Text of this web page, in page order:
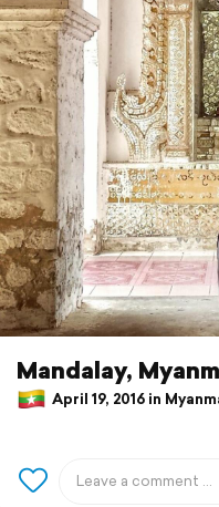
Mandalay,
April 19, 2016 in